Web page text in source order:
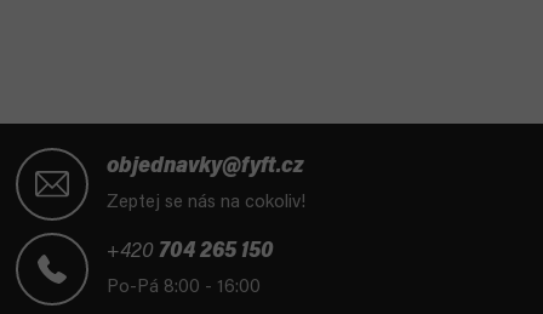
objednavky@fyft.cz
Zeptej se nás na cokoliv!
+420 704 265 150
Po-Pá 8:00 - 16:00